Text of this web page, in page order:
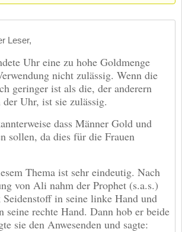
Leser,
Uhr eine zu hohe Goldmenge
nicht zulässig. Wenn die
geringer ist als die, der anderern
Uhr, ist sie zulässig.
dass Männer Gold und
sollen, da dies für die Frauen
Thema ist sehr eindeutig. Nach
von Ali nahm der Prophet (s.a.s.)
in seine linke Hand und
seine rechte Hand. Dann hob er beide
sie den Anwesenden und sagte: